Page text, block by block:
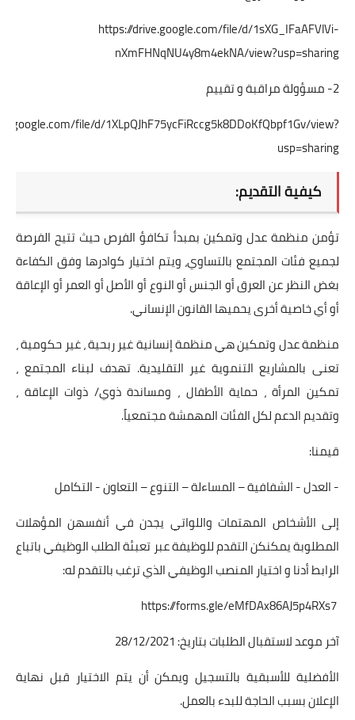
https://drive.google.com/file/d/1sXG_IFaAFVlVi-
nXmFHNqNU4y8m4ekNA/view?usp=sharing
2- مسؤولة مراقبة و تقييم
file/d/1XLpQJhF75ycFiRccg5k8DDoKfQbpf1Gv/view?
usp=sharing
كيفية التقديم:
تؤمن منظمة عدل وتمكين بمبدأ تكافؤ الفرص حيث تتيح الفرصة
لجميع فئات المجتمع بالتساوي، ويتم اختيار كوادرها وفق الكفاءة
بغض النظر عن العرق أو الجنس أو النوع أو الأصل أو العمر أو الإعاقة
أو أي خاصية أخرى يحميها القانون الإنساني.
منظمة عدل وتمكين هي منظمة إنسانية غير ربحية ، غير حكومية ،
تعنى بالمشاريع التنموية غير التقليدية. تهدف لبناء المجتمع ،
تمكين المرأة ، حماية الأطفال ، ومساندة ذوي/ ذوات الإعاقة ،
وتقديم الدعم لكل الفئات المهمشة مجتمعياً.
قيمنا:
- العدل - الشفافية – المساءلة – التنوع – التعاون - التكامل
إلى الأشخاص المهتمات واللواتي يجدن في أنفسهن المؤهلات
المطلوبة يمكنكن التقدم للوظيفة عبر تعبئة الطلب الوظيفي باتباع
الرابط أدنا و اختيار المنصب الوظيفي الذي ترغب بالتقدم له:
https://forms.gle/eMfDAx86AJ5p4RXs7
آخر موعد لاستقبال الطلبات بتاريخ: 28/12/2021
الأفضلية للأسبقية بالتسجيل ويمكن أن يتم الاختيار قبل نهاية
الإعلان بسبب الحاجة للبدء بالعمل.